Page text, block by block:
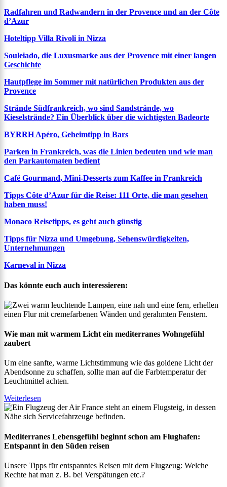
Radfahren und Radwandern in der Provence und an der Côte
d’Azur
Hoteltipp Villa Rivoli in Nizza
Souleiado, die Luxusmarke aus der Provence mit einer langen
Geschichte
Hautpflege im Sommer mit natürlichen Produkten aus der
Provence
Strände Südfrankreich, wo sind Sandstrände, wo
Kieselstrände? Ein Überblick über die wichtigsten Badeorte
BYRRH Apéro, Geheimtipp in Bars
Parken in Frankreich, was die Linien bedeuten und wie man
den Parkautomaten bedient
Café Gourmand, Mini-Desserts zum Kaffee in Frankreich
Tipps Côte d’Azur für die Reise: 111 Orte, die man gesehen
haben muss!
Monaco Reisetipps, es geht auch günstig
Tipps für Nizza und Umgebung, Sehenswürdigkeiten,
Unternehmungen
Karneval in Nizza
Das könnte euch auch interessieren:
Wie man mit warmem Licht ein mediterranes Wohngefühl
zaubert
Um eine sanfte, warme Lichtstimmung wie das goldene Licht der
Abendsonne zu schaffen, sollte man auf die Farbtemperatur der
Leuchtmittel achten.
Weiterlesen
Mediterranes Lebensgefühl beginnt schon am Flughafen:
Entspannt in den Süden reisen
Unsere Tipps für entspanntes Reisen mit dem Flugzeug: Welche
Rechte hat man z. B. bei Verspätungen etc.?